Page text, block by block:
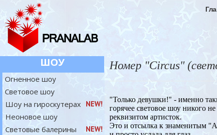
ШОУ
NEW!
NEW!
Огненное шоу
Световое шоу
Неоновое шоу
Световые балерины
Шоу на гироскутерах
"Только девушки!" - именно
горячее световое шоу никого
реквизитом артисток.
Это и отсылка к знаменитым
Номер "Circus"